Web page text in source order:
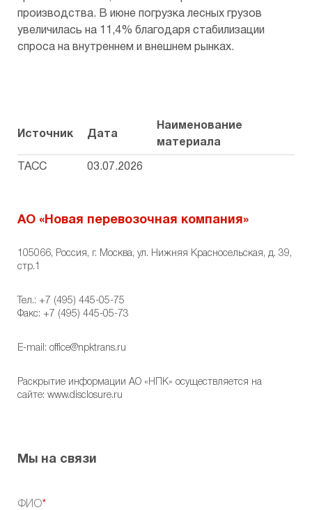
производства. В июне погрузка лесных грузов
увеличилась на 11,4% благодаря стабилизации
спроса на внутреннем и внешнем рынках.
Источник Дата
Наименование
материала
ТАСС 03.07.2026
АО «Новая перевозочная компания»
105066, Россия, г. Москва, ул. Нижняя Красносельская, д. 39,
стр.1
Тел.: +7 (495) 445-05-75
Факс: +7 (495) 445-05-73
E-mail: office@npktrans.ru
Раскрытие информации АО «НПК» осуществляется на
сайте: www.disclosure.ru
Мы на связи
ФИО